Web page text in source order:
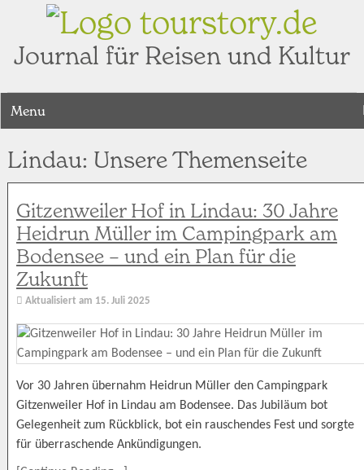
tourstory.de
Journal für Reisen und Kultur
Menu
Lindau: Unsere Themenseite
Gitzenweiler Hof in Lindau: 30 Jahre
Heidrun Müller im Campingpark am
Bodensee – und ein Plan für die
Zukunft
Aktualisiert am 15. Juli 2025
Vor 30 Jahren übernahm Heidrun Müller den Campingpark
Gitzenweiler Hof in Lindau am Bodensee. Das Jubiläum bot
Gelegenheit zum Rückblick, bot ein rauschendes Fest und sorgte
für überraschende Ankündigungen.